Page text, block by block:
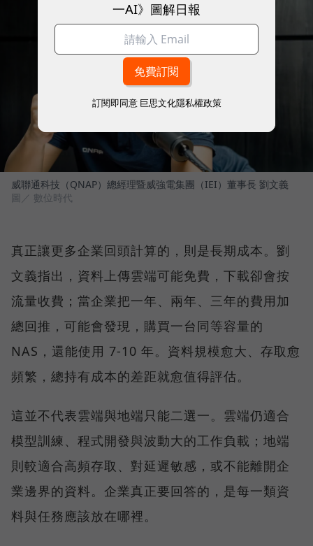
威聯通科技（QNAP）總經理暨威強電集團（IEI）董事長 劉文義
圖／ 數位時代
真正讓更多企業回頭計算的，則是長期成本。劉
文義指出，資料上傳雲端可能免費，下載卻會按
流量收費；當企業把一年、兩年、三年的費用加
總回推，可能會發現，購買一台同等容量的
NAS，還能使用 7-10 年。資料規模愈大、存取愈
頻繁，總持有成本的差距就愈值得評估。
這並不代表雲端與地端只能二選一。雲端仍適合
模型訓練、程式開發與波動大的工作負載；地端
則較適合高頻存取、對延遲敏感，或不能離開企
業邊界的資料。企業真正要回答的，是每一類資
料與任務應該放在哪裡。
一AI》圖解日報
訂閱即同意 巨思文化隱私權政策